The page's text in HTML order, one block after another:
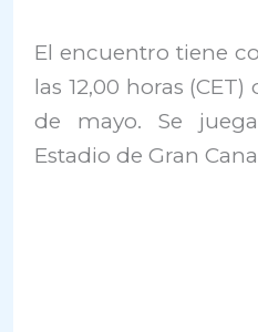
El encuentro tiene
las 12,00 horas
de mayo. Se
Estadio de Gran